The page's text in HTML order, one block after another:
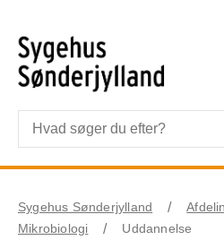
Sygehus Sønderjylland
Mikrobiologi
Uddannelse